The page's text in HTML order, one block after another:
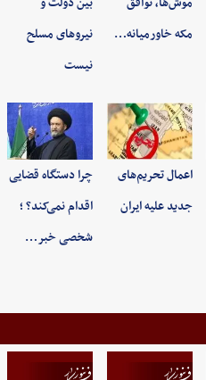
مکه خاورمیانه…
نیروهای مسلح
نیست
اعمال تحریم‌های
جدید علیه ایران
چرا دستگاه قضایی
اقدام نمی‌کند؟ ؛
شخصی خبر…